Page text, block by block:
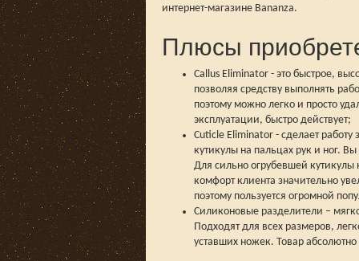
интернет-магазине Bananza.
Плюсы
Callus Eliminator - это быстрое,
позволяя средству выполнять
поэтому можно легко и просто
эксплуатации, быстро действует;
Cuticle Eliminator - сделает
кутикулы на пальцах рук и ног.
Для сильно огрубевшей
комфорт клиента значительно
поэтому пользуется огромной
Силиконовые разделители –
Подходят для всех размеров,
уставших ножек. Товар